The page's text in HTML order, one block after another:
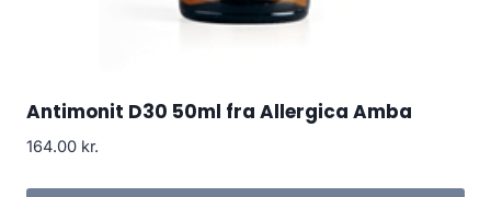
Antimonit D30 50ml fra Allergica Amba
164.00 kr.